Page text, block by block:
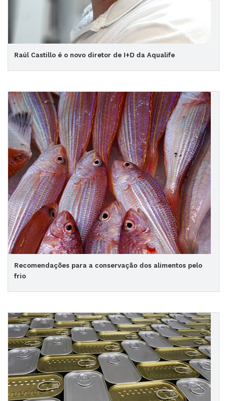
Raúl Castillo é o novo diretor de I+D da Aqualife
Recomendações para a conservação dos alimentos pelo
frio